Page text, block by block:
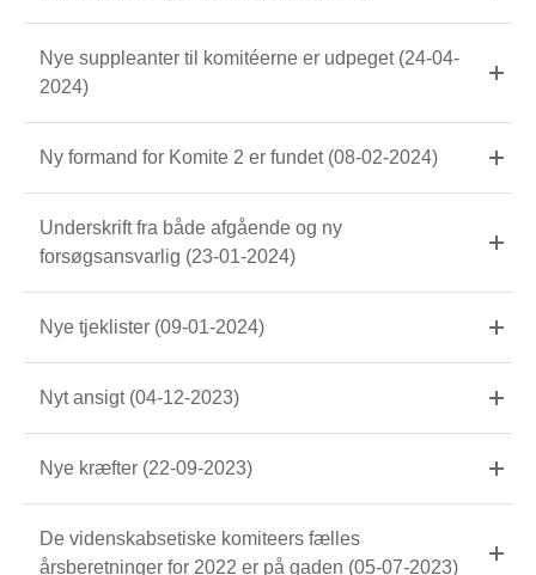
Nye suppleanter til komitéerne er udpeget (24-04-
2024)
Ny formand for Komite 2 er fundet (08-02-2024)
Underskrift fra både afgående og ny
forsøgsansvarlig (23-01-2024)
Nye tjeklister (09-01-2024)
Nyt ansigt (04-12-2023)
Nye kræfter (22-09-2023)
De videnskabsetiske komiteers fælles
årsberetninger for 2022 er på gaden (05-07-2023)